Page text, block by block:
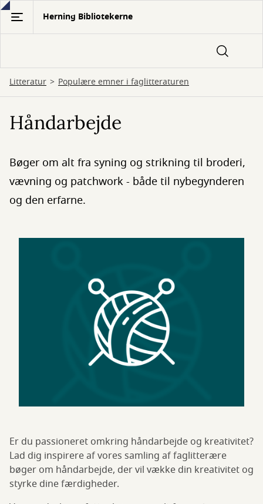
Gå
hovedindhold
Herning Bibliotekerne
Litteratur Populære emner i faglitteraturen
Håndarbejde
Bøger om alt fra syning og strikning til broderi,
vævning og patchwork - både til nybegynderen
og den erfarne.
Er du passioneret omkring håndarbejde og kreativitet?
Lad dig inspirere af vores samling af faglitterære
bøger om håndarbejde, der vil vække din kreativitet og
styrke dine færdigheder.